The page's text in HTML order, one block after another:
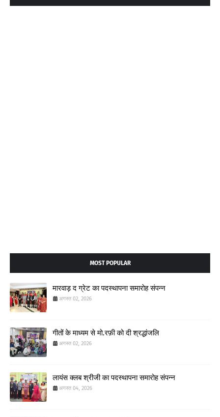
MOST POPULAR
मारवाड़ द ग्रेट का पदस्थापना समारोह संपन्न
अगस्त 02, 2026
गीतों के माध्यम से मो.रफ़ी को दी श्रद्धांजलि
अगस्त 02, 2026
लायंस क्लब श्रीजी का पदस्थापना समारोह संपन्न
अगस्त 04, 2026